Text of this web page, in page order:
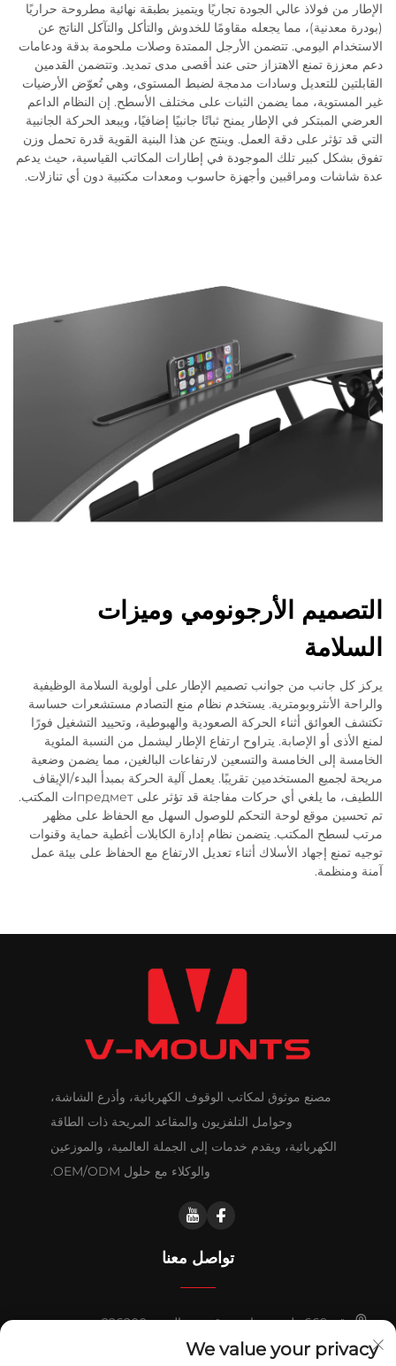
الإطار من فولاذ عالي الجودة تجاريًا ويتميز بطبقة نهائية مطروحة حراريًا
(بودرة معدنية)، مما يجعله مقاومًا للخدوش والتأكل والتآكل الناتج عن
الاستخدام اليومي. تتضمن الأرجل الممتدة وصلات ملحومة بدقة ودعامات
دعم معززة تمنع الاهتزاز حتى عند أقصى مدى تمديد. وتتضمن القدمين
القابلتين للتعديل وسادات مدمجة لضبط المستوى، وهي تُعوّض الأرضيات
غير المستوية، مما يضمن الثبات على مختلف الأسطح. إن النظام الداعم
العرضي المبتكر في الإطار يمنح ثباتًا جانبيًا إضافيًا، ويبعد الحركة الجانبية
التي قد تؤثر على دقة العمل. وينتج عن هذا البنية القوية قدرة تحمل وزن
تفوق بشكل كبير تلك الموجودة في إطارات المكاتب القياسية، حيث يدعم
عدة شاشات ومراقبين وأجهزة حاسوب ومعدات مكتبية دون أي تنازلات.
التصميم الأرجونومي وميزات
السلامة
يركز كل جانب من جوانب تصميم الإطار على أولوية السلامة الوظيفية
والراحة الأنثروبومترية. يستخدم نظام منع التصادم مستشعرات حساسة
تكتشف العوائق أثناء الحركة الصعودية والهبوطية، وتحييد التشغيل فورًا
لمنع الأذى أو الإصابة. يتراوح ارتفاع الإطار ليشمل من النسبة المئوية
الخامسة إلى الخامسة والتسعين لارتفاعات البالغين، مما يضمن وضعية
مريحة لجميع المستخدمين تقريبًا. يعمل آلية الحركة بمبدأ البدء/الإيقاف
اللطيف، ما يلغي أي حركات مفاجئة قد تؤثر على предметات المكتب.
تم تحسين موقع لوحة التحكم للوصول السهل مع الحفاظ على مظهر
مرتب لسطح المكتب. يتضمن نظام إدارة الكابلات أغطية حماية وقنوات
توجيه تمنع إجهاد الأسلاك أثناء تعديل الارتفاع مع الحفاظ على بيئة عمل
آمنة ومنظمة.
مصنع موثوق لمكاتب الوقوف الكهربائية، وأذرع الشاشة،
وحوامل التلفزيون والمقاعد المريحة ذات الطاقة
الكهربائية، ويقدم خدمات إلى الجملة العالمية، والموزعين
والوكلاء مع حلول OEM/ODM.
تواصل معنا
رقم 669 طريق هواشي، قيدونغ، الصين 226200
We value your privacy